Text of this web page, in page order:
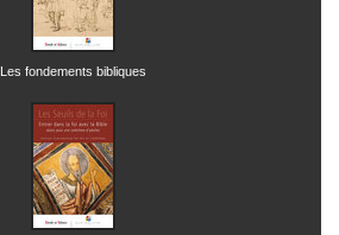
Les fondements bibliques